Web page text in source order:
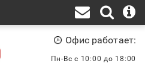
Офис работает:
Пн-Вс с 10:00 до 18:00